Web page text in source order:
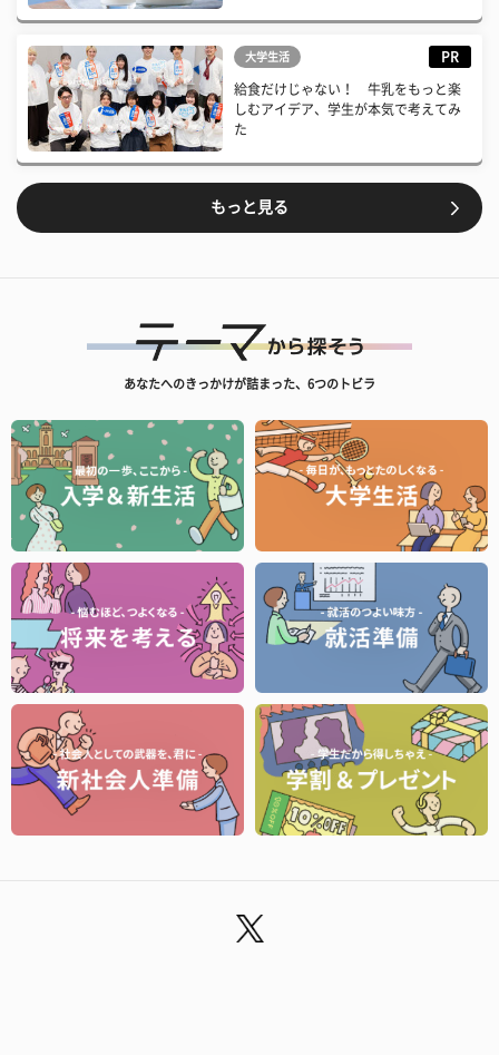
大学生活 PR
給食だけじゃない！ 牛乳をもっと楽
しむアイデア、学生が本気で考えてみ
た
もっと見る
あなたへのきっかけが詰まった、6つのトビラ